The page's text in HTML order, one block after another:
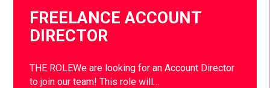
FREELANCE ACCOUNT
DIRECTOR
THE ROLEWe are looking for an Account Director
to join our team! This role will…